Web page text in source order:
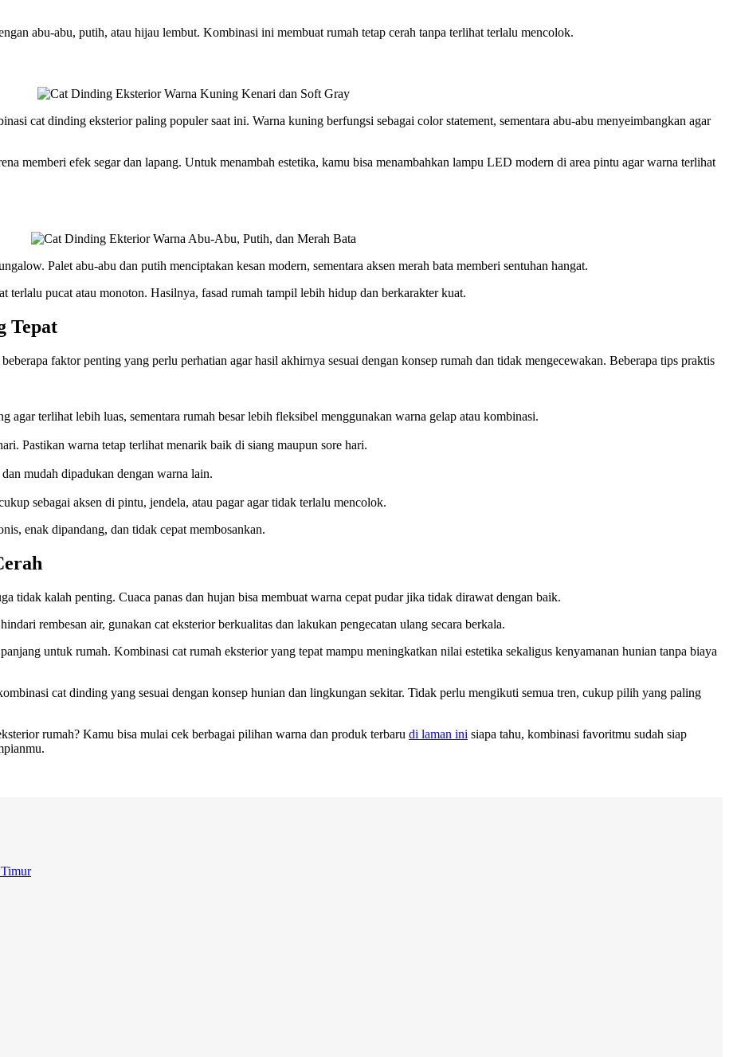
abu-abu, putih, atau hijau lembut. Kombinasi ini membuat rumah tetap cerah tanpa terlihat terlalu mencolok.
cat dinding eksterior paling populer saat ini. Warna kuning berfungsi sebagai color statement, sementara abu-abu menyeimbangkan agar
memberi efek segar dan lapang. Untuk menambah estetika, kamu bisa menambahkan lampu LED modern di area pintu agar warna terlihat
Palet abu-abu dan putih menciptakan kesan modern, sementara aksen merah bata memberi sentuhan hangat.
terlalu pucat atau monoton. Hasilnya, fasad rumah tampil lebih hidup dan berkarakter kuat.
Tepat
faktor penting yang perlu perhatian agar hasil akhirnya sesuai dengan konsep rumah dan tidak mengecewakan. Beberapa tips praktis
agar terlihat lebih luas, sementara rumah besar lebih fleksibel menggunakan warna gelap atau kombinasi.
Pastikan warna tetap terlihat menarik baik di siang maupun sore hari.
mudah dipadukan dengan warna lain.
sebagai aksen di pintu, jendela, atau pagar agar tidak terlalu mencolok.
enak dipandang, dan tidak cepat membosankan.
tidak kalah penting. Cuaca panas dan hujan bisa membuat warna cepat pudar jika tidak dirawat dengan baik.
rembesan air, gunakan cat eksterior berkualitas dan lakukan pengecatan ulang secara berkala.
untuk rumah. Kombinasi cat rumah eksterior yang tepat mampu meningkatkan nilai estetika sekaligus kenyamanan hunian tanpa biaya
cat dinding yang sesuai dengan konsep hunian dan lingkungan sekitar. Tidak perlu mengikuti semua tren, cukup pilih yang paling
rumah? Kamu bisa mulai cek berbagai pilihan warna dan produk terbaru di laman ini siapa tahu, kombinasi favoritmu sudah siap